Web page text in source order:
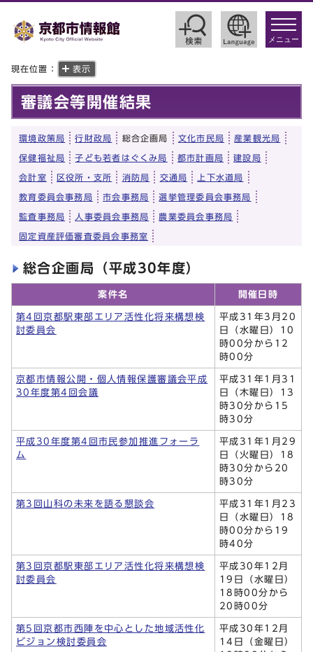
toggle
メニュー
現在位置： 表示
審議会等開催結果
環境政策局 行財政局 総合企画局 文化市民局 産業観光局
保健福祉局 子ども若者はぐくみ局 都市計画局 建設局
会計室 区役所・支所 消防局 交通局 上下水道局
教育委員会事務局 市会事務局 選挙管理委員会事務局
監査事務局 人事委員会事務局 農業委員会事務局
固定資産評価審査委員会事務室
総合企画局（平成30年度）
案件名 開催日時
第4回京都駅東部エリア活性化将来構想検
討委員会
平成31年3月20
日（水曜日）10
時00分から12
時00分
京都市情報公開・個人情報保護審議会平成
30年度第4回会議
平成31年1月31
日（木曜日）13
時30分から15
時30分
平成30年度第4回市民参加推進フォーラ
ム
平成31年1月29
日（火曜日）18
時30分から20
時30分
第3回山科の未来を語る懇談会
平成31年1月23
日（水曜日）18
時00分から19
時40分
第3回京都駅東部エリア活性化将来構想検
討委員会
平成30年12月
19日（水曜日）
18時00分から
20時00分
第5回京都市西陣を中心とした地域活性化
ビジョン検討委員会
平成30年12月
14日（金曜日）